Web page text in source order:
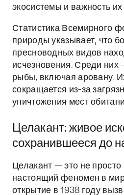
экосистемы и важность
Статистика Всемирного
природы указывает, что
пресноводных видов
исчезновения. Среди них
рыбы, включая аровану.
сокращается из-за
уничтожения мест
Целакант: живое
сохранившееся до
Целакант — это не
настоящий феномен в
открытие в 1938 году